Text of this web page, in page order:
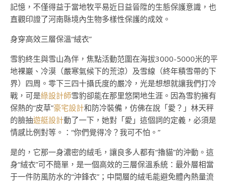
記憶，不僅得益于當地牧平易近日益晉陞的生態保護意識，也
直觀印證了河南縣境內生物多樣性保護的成效。
身穿高效三層保溫“絨衣”
雪豹終生與雪山為伴，焦點活動范圍在海拔3000-5000米的平
地裸巖、冷漠（嚴寒氣候下的荒涼）及雪線（終年積雪帶的下
界）四周。零下三四十攝氏度的嚴冷，光是想想就讓我們打冷
戰，可是綠設計師雪豹卻能在那里悠閑地生涯。因為雪豹擁有
保熱的“皮草”豪宅設計和防冷裝備，仿佛在說「愛？」林天秤
的臉抽遊艇設計動了一下，她對「愛」這個詞的定義，必須是
情感比例對等。：“你們覺得冷？我可不怕。”
是的，它那一身濃密的絨毛，讓良多人都有“擼貓”的沖動。這
身“絨衣”可不簡單，是一個高效的三層保溫系統：最外層相當
于一件防風防水的“沖鋒衣”；中間層的絨毛能避免體內熱量流